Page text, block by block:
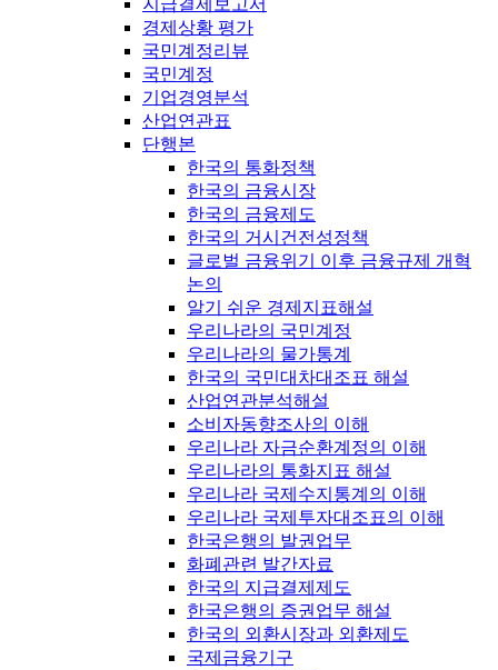
지급결제보고서
경제상황 평가
국민계정리뷰
국민계정
기업경영분석
산업연관표
단행본
한국의 통화정책
한국의 금융시장
한국의 금융제도
한국의 거시건전성정책
글로벌 금융위기 이후 금융규제 개혁
논의
알기 쉬운 경제지표해설
우리나라의 국민계정
우리나라의 물가통계
한국의 국민대차대조표 해설
산업연관분석해설
소비자동향조사의 이해
우리나라 자금순환계정의 이해
우리나라의 통화지표 해설
우리나라 국제수지통계의 이해
우리나라 국제투자대조표의 이해
한국은행의 발권업무
화폐관련 발간자료
한국의 지급결제제도
한국은행의 증권업무 해설
한국의 외환시장과 외환제도
국제금융기구